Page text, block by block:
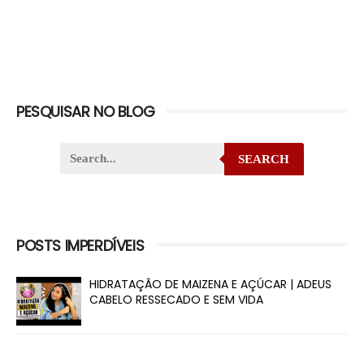
PESQUISAR NO BLOG
SEARCH
POSTS IMPERDÍVEIS
HIDRATAÇÃO DE MAIZENA E AÇÚCAR | ADEUS
CABELO RESSECADO E SEM VIDA